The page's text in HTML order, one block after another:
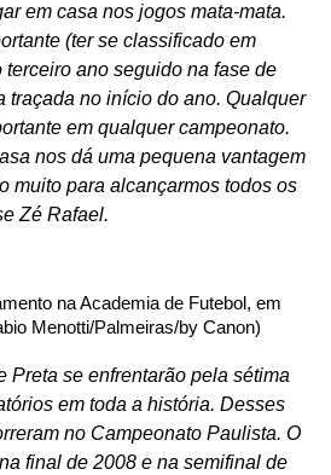
em casa nos jogos mata-mata.
(ter se classificado em
ano seguido na fase de
traçada no início do ano. Qualquer
em qualquer campeonato.
nos dá uma pequena vantagem
muito para alcançarmos todos os
Zé Rafael.
na Academia de Futebol, em
Menotti/Palmeiras/by Canon)
Preta se enfrentarão pela sétima
em toda a história. Desses
no Campeonato Paulista. O
final de 2008 e na semifinal de